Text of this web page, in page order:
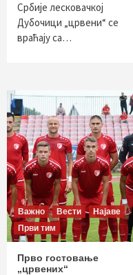
Србије лесковачкој
Дубочици „црвени“ се
враћају са…
Важно Вести
Најаве
Први тим
Прво гостовање
„црвених“